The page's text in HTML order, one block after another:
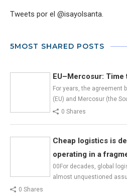
Tweets por el @isayolsanta.
5MOST SHARED POSTS
EU–Mercosur:
For years, the agreement
(EU) and Mercosur (the
0 Shares
Cheap logistics is
operating in a
00For decades, global
almost unquestioned
0 Shares